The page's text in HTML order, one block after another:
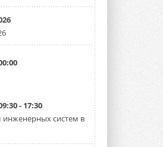
на R32
семь типоразмеров
от 22,4 до 56 кВт.
трубопроводов ...
подвел
студенческих
сентябре 2026 года ...
укрепляет
- 17:30
систем в